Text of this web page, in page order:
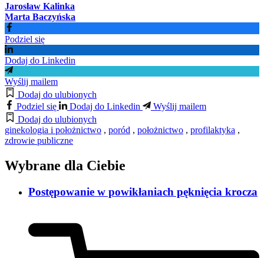
Jarosław Kalinka
Marta Baczyńska
Podziel się
Dodaj do Linkedin
Wyślij mailem
Dodaj do ulubionych
Podziel się
Dodaj do Linkedin
Wyślij mailem
Dodaj do ulubionych
ginekologia i położnictwo , poród , położnictwo , profilaktyka ,
zdrowie publiczne
Wybrane dla Ciebie
Postępowanie w powikłaniach pęknięcia krocza